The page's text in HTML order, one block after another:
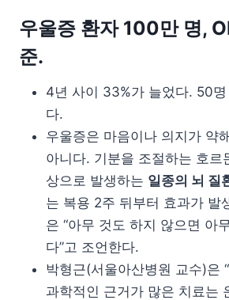
우울증 환자 100만 명,
준.
4년 사이 33%가 늘었다. 50명
다.
우울증은 마음이나 의지가 약
아니다. 기분을 조절하는 호르
상으로 발생하는 일종의 뇌 질
는 복용 2주 뒤부터 효과가 발
은 “아무 것도 하지 않으면 아
다”고 조언한다.
박형근(서울아산병원 교수)은
과학적인 근거가 많은 치료는